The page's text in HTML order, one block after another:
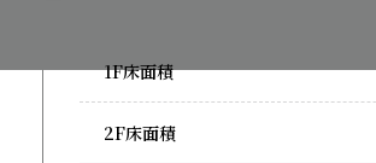
1F床面積
2F床面積